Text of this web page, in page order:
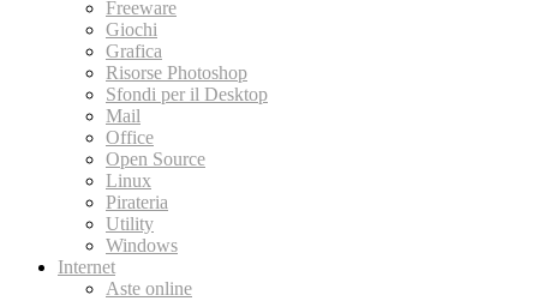
Freeware
Giochi
Grafica
Risorse Photoshop
Sfondi per il Desktop
Mail
Office
Open Source
Linux
Pirateria
Utility
Windows
Internet
Aste online